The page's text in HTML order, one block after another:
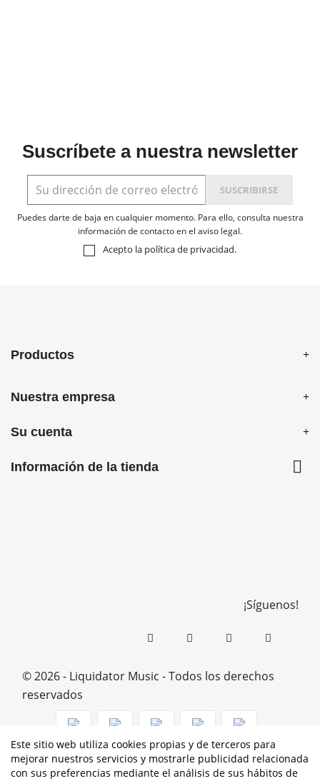
Suscríbete a nuestra newsletter
Puedes darte de baja en cualquier momento. Para ello, consulta nuestra
información de contacto en el aviso legal.
Acepto la política de privacidad.
Productos
Nuestra empresa
Su cuenta
Información de la tienda 
¡Síguenos!
Este sitio web utiliza cookies propias y de terceros para
mejorar nuestros servicios y mostrarle publicidad relacionada
con sus preferencias mediante el análisis de sus hábitos de
© 2026 - Liquidator Music - Todos los derechos
reservados
PROGRAMA KIT DIGITAL COFINANCIADO POR LOS